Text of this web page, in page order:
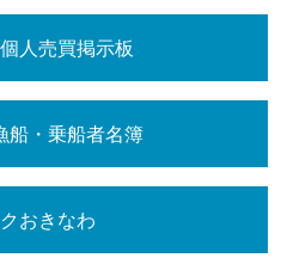
人売買掲示板
船・乗船者名簿
おきなわ